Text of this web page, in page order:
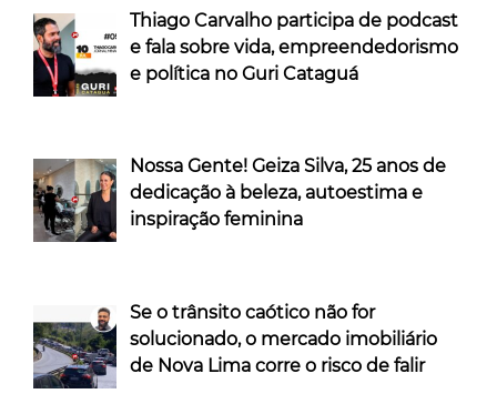
Thiago Carvalho participa de podcast
e fala sobre vida, empreendedorismo
e política no Guri Cataguá
Nossa Gente! Geiza Silva, 25 anos de
dedicação à beleza, autoestima e
inspiração feminina
Se o trânsito caótico não for
solucionado, o mercado imobiliário
de Nova Lima corre o risco de falir